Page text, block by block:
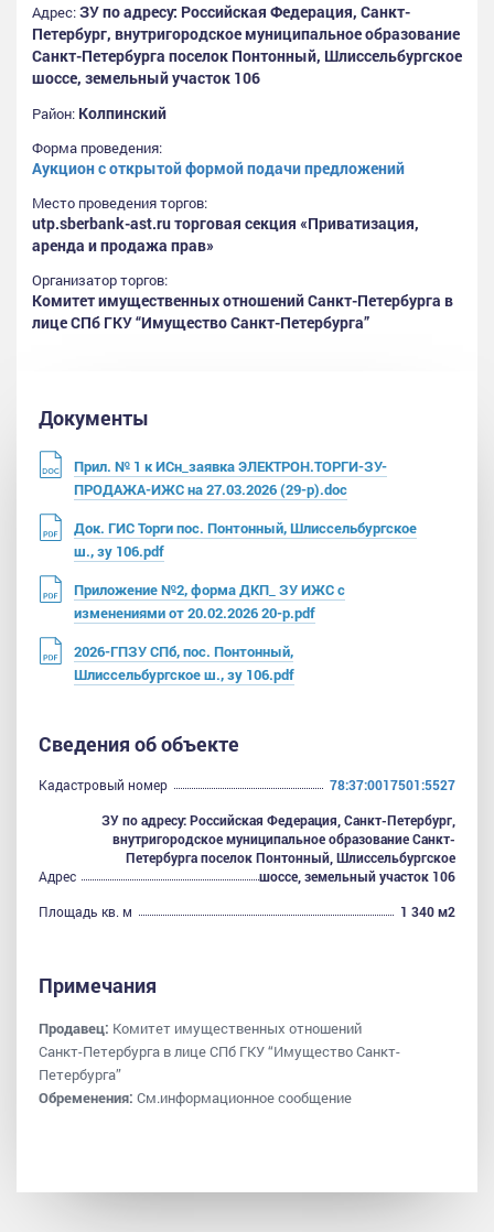
Адрес:ЗУ по адресу: Российская Федерация, Санкт-
Петербург, внутригородское муниципальное образование
Санкт-Петербурга поселок Понтонный, Шлиссельбургское
шоссе, земельный участок 106
Район: Колпинский
Форма проведения:
Аукцион с открытой формой подачи предложений
Место проведения торгов:
utp.sberbank-ast.ru торговая секция «Приватизация,
аренда и продажа прав»
Организатор торгов:
Комитет имущественных отношений Санкт-Петербурга в
лице СПб ГКУ “Имущество Санкт-Петербурга”
Документы
Прил. № 1 к ИСн_заявка ЭЛЕКТРОН.ТОРГИ-ЗУ-
ПРОДАЖА-ИЖС на 27.03.2026 (29-р).doc
Док. ГИС Торги пос. Понтонный, Шлиссельбургское
ш., зу 106.pdf
Приложение №2, форма ДКП_ ЗУ ИЖС с
изменениями от 20.02.2026 20-р.pdf
2026-ГПЗУ СПб, пос. Понтонный,
Шлиссельбургское ш., зу 106.pdf
Сведения об объекте
Кадастровый номер 78:37:0017501:5527
Адрес
ЗУ по адресу: Российская Федерация, Санкт-Петербург,
внутригородское муниципальное образование Санкт-
Петербурга поселок Понтонный, Шлиссельбургское
шоссе, земельный участок 106
Площадь кв. м
1 340 м2
Примечания
Продавец: Комитет имущественных отношений
Санкт-Петербурга в лице СПб ГКУ “Имущество Санкт-
Петербурга”
Обременения: См.информационное сообщение